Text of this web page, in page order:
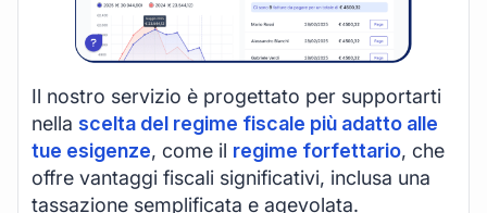
Il nostro servizio è progettato per supportarti
nella scelta del regime fiscale più adatto alle
tue esigenze, come il regime forfettario, che
offre vantaggi fiscali significativi, inclusa una
tassazione semplificata e agevolata.